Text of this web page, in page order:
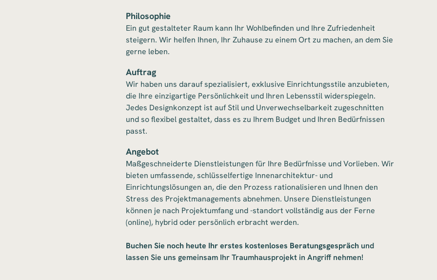
Philosophie
Ein gut gestalteter Raum kann Ihr Wohlbefinden und Ihre Zufriedenheit
steigern. Wir helfen Ihnen, Ihr Zuhause zu einem Ort zu machen, an dem Sie
gerne leben.
Auftrag
Wir haben uns darauf spezialisiert, exklusive Einrichtungsstile anzubieten,
die Ihre einzigartige Persönlichkeit und Ihren Lebensstil widerspiegeln.
Jedes Designkonzept ist auf Stil und Unverwechselbarkeit zugeschnitten
und so flexibel gestaltet, dass es zu Ihrem Budget und Ihren Bedürfnissen
passt.
Angebot
Maßgeschneiderte Dienstleistungen für Ihre Bedürfnisse und Vorlieben. Wir
bieten umfassende, schlüsselfertige Innenarchitektur- und
Einrichtungslösungen an, die den Prozess rationalisieren und Ihnen den
Stress des Projektmanagements abnehmen. Unsere Dienstleistungen
können je nach Projektumfang und -standort vollständig aus der Ferne
(online), hybrid oder persönlich erbracht werden.
Buchen Sie noch heute Ihr erstes kostenloses Beratungsgespräch und
lassen Sie uns gemeinsam Ihr Traumhausprojekt in Angriff nehmen!